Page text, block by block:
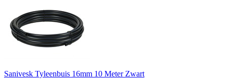
Sanivesk Tyleenbuis 16mm 10 Meter Zwart